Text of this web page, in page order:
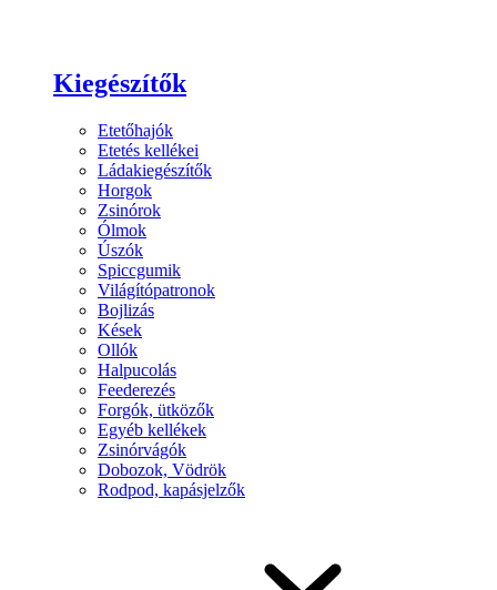
Kiegészítők
Etetőhajók
Etetés kellékei
Ládakiegészítők
Horgok
Zsinórok
Ólmok
Úszók
Spiccgumik
Világítópatronok
Bojlizás
Kések
Ollók
Halpucolás
Feederezés
Forgók, ütközők
Egyéb kellékek
Zsinórvágók
Dobozok, Vödrök
Rodpod, kapásjelzők